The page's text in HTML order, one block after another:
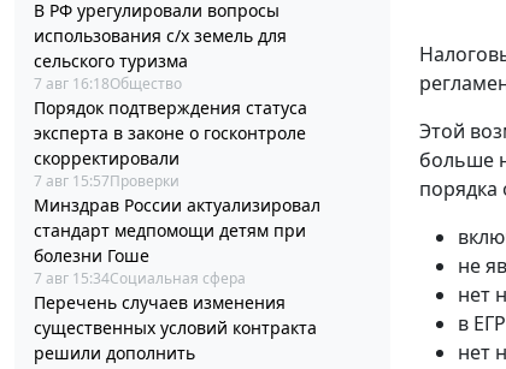
В РФ урегулировали вопросы
использования с/х земель для
сельского туризма
7 авг 16:18Общество
Порядок подтверждения статуса
эксперта в законе о госконтроле
скорректировали
7 авг 15:57Проверки
Минздрав России актуализировал
стандарт медпомощи детям при
болезни Гоше
7 авг 15:34Социальная сфера
Перечень случаев изменения
существенных условий контракта
решили дополнить
Этой
больше
порядка
не
нет
в
нет